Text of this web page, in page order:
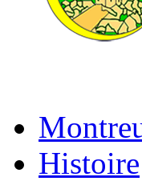
Histoire